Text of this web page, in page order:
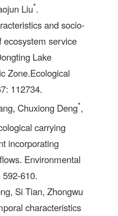
Liu*.
and socio-
ecosystem service
Lake
Zone.Ecological
112734.
Chuxiong Deng*,
carrying
incorporating
Environmental
610.
Si Tian, Zhongwu
characteristics